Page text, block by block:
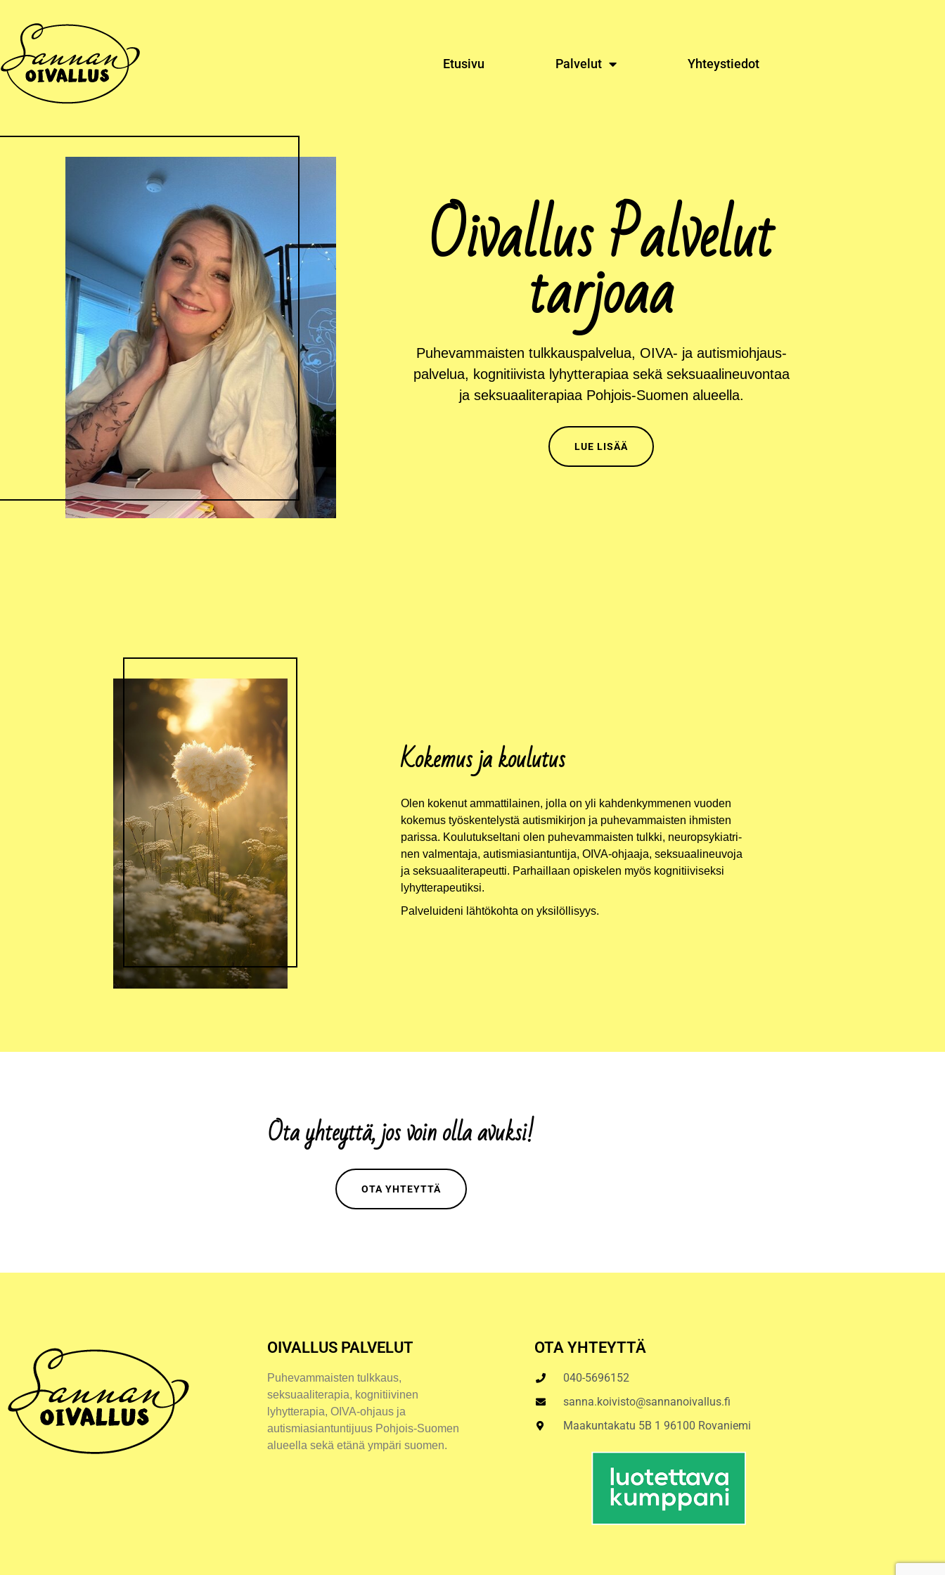
Etusivu Palvelut Yhteystiedot
Oivallus Palvelut
tarjoaa
Puhe­vam­mais­ten tulk­kaus­pal­ve­lua, OIVA- ja autis­mioh­jaus­
pal­ve­lua, kog­ni­tii­vis­ta lyhyt­te­ra­pi­aa sekä sek­su­aa­li­neu­von­taa
ja sek­su­aa­li­te­ra­pi­aa Poh­jois-Suo­men alueella.
LUE LISÄÄ
Kokemus ja koulutus
Olen koke­nut ammat­ti­lai­nen, jol­la on yli kah­den­kym­me­nen vuo­den
koke­mus työs­ken­te­lys­tä autis­mi­kir­jon ja puhe­vam­mais­ten ihmis­ten
paris­sa. Kou­lu­tuk­sel­ta­ni olen puhe­vam­mais­ten tulk­ki, neu­rop­sy­kiat­ri­
nen val­men­ta­ja, autis­mi­asian­tun­ti­ja, OIVA-ohjaa­ja, sek­su­aa­li­neu­vo­ja
ja sek­su­aa­li­te­ra­peut­ti. Par­hail­laan opis­ke­len myös kog­ni­tii­vi­sek­si
lyhytterapeutiksi.
Pal­ve­lui­de­ni läh­tö­koh­ta on yksilöllisyys.
Ota yhteyttä, jos voin olla avuksi!
OTA YHTEYT­TÄ
OIVALLUS PALVELUT
Puhevammaisten tulkkaus,
seksuaaliterapia, kognitiivinen
lyhytterapia, OIVA-ohjaus ja
autismiasiantuntijuus Pohjois-Suomen
alueella sekä etänä ympäri suomen.
OTA YHTEYTTÄ
040-5696152
sanna.koivisto@sannanoivallus.fi
Maakuntakatu 5B 1 96100 Rovaniemi